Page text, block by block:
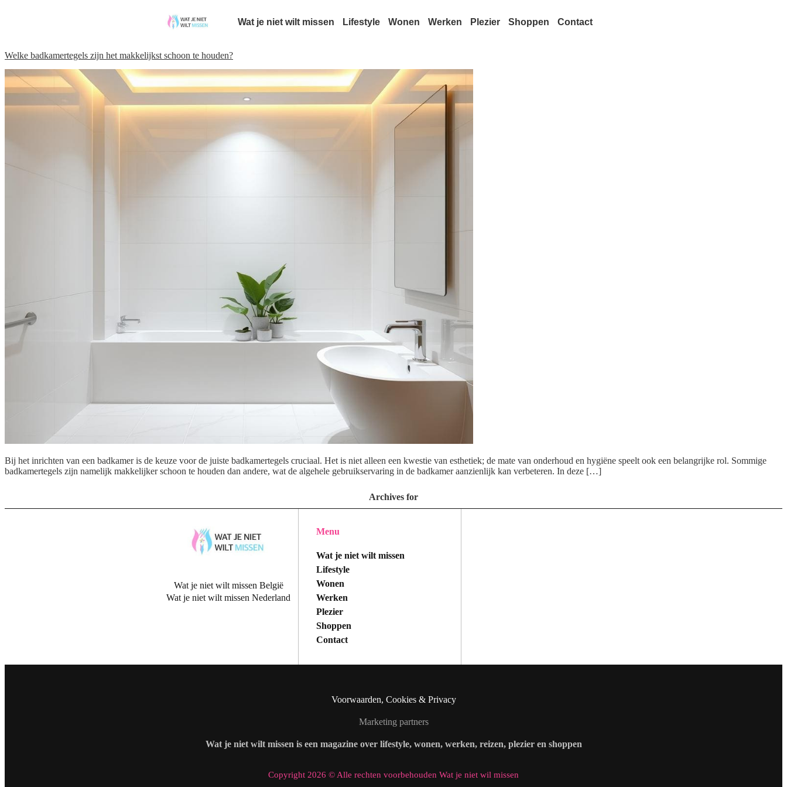
Wat je niet wilt missen Lifestyle Wonen Werken Plezier Shoppen Contact
Welke badkamertegels zijn het makkelijkst schoon te houden?
Bij het inrichten van een badkamer is de keuze voor de juiste badkamertegels cruciaal. Het is niet alleen een kwestie van esthetiek; de mate van onderhoud en hygiëne speelt ook een belangrijke rol. Sommige
badkamertegels zijn namelijk makkelijker schoon te houden dan andere, wat de algehele gebruikservaring in de badkamer aanzienlijk kan verbeteren. In deze […]
Archives for
Wat je niet wilt missen België
Wat je niet wilt missen Nederland
Menu
Wat je niet wilt missen
Lifestyle
Wonen
Werken
Plezier
Shoppen
Contact
Voorwaarden, Cookies & Privacy
Marketing partners
Wat je niet wilt missen is een magazine over lifestyle, wonen, werken, reizen, plezier en shoppen
Copyright 2026 © Alle rechten voorbehouden Wat je niet wil missen